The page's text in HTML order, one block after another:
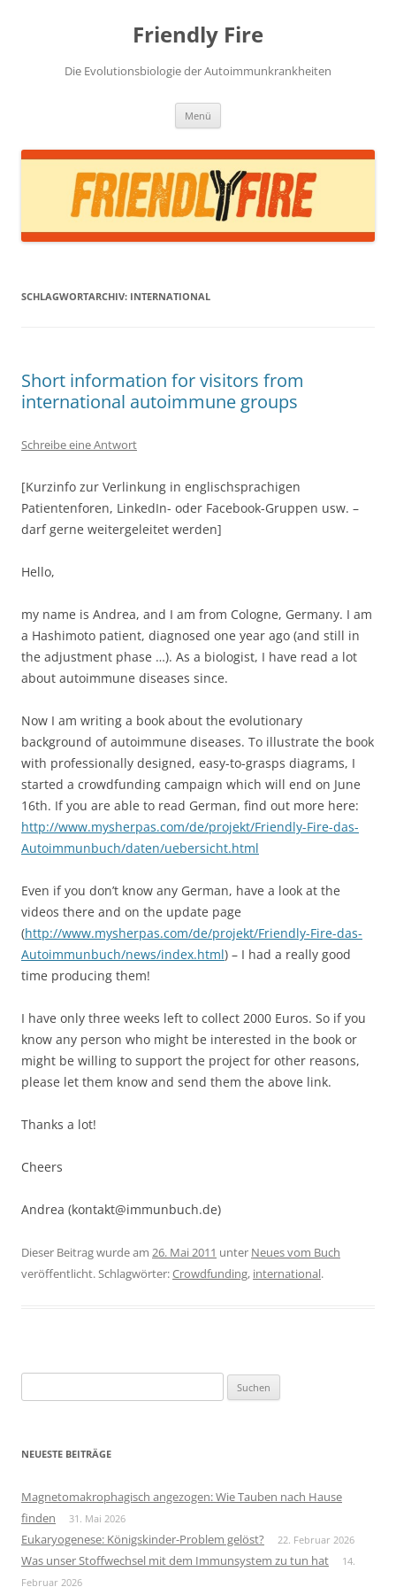
Friendly Fire
Die Evolutionsbiologie der Autoimmunkrankheiten
Menü
SCHLAGWORTARCHIV: INTERNATIONAL
Short information for visitors from
international autoimmune groups
Schreibe eine Antwort
[Kurzinfo zur Verlinkung in englischsprachigen
Patientenforen, LinkedIn- oder Facebook-Gruppen usw. –
darf gerne weitergeleitet werden]
Hello,
my name is Andrea, and I am from Cologne, Germany. I am
a Hashimoto patient, diagnosed one year ago (and still in
the adjustment phase …). As a biologist, I have read a lot
about autoimmune diseases since.
Now I am writing a book about the evolutionary
background of autoimmune diseases. To illustrate the book
with professionally designed, easy-to-grasps diagrams, I
started a crowdfunding campaign which will end on June
16th. If you are able to read German, find out more here:
http://www.mysherpas.com/de/projekt/Friendly-Fire-das-
Autoimmunbuch/daten/uebersicht.html
Even if you don’t know any German, have a look at the
videos there and on the update page
(http://www.mysherpas.com/de/projekt/Friendly-Fire-das-
Autoimmunbuch/news/index.html) – I had a really good
time producing them!
I have only three weeks left to collect 2000 Euros. So if you
know any person who might be interested in the book or
might be willing to support the project for other reasons,
please let them know and send them the above link.
Thanks a lot!
Cheers
Andrea (kontakt@immunbuch.de)
Dieser Beitrag wurde am 26. Mai 2011 unter Neues vom Buch
veröffentlicht. Schlagwörter:Crowdfunding, international.
nach:
NEUESTE BEITRÄGE
Magnetomakrophagisch angezogen: Wie Tauben nach Hause
finden
31. Mai 2026
Eukaryogenese: Königskinder-Problem gelöst? 22. Februar 2026
Was unser Stoffwechsel mit dem Immunsystem zu tun hat
14.
Februar 2026